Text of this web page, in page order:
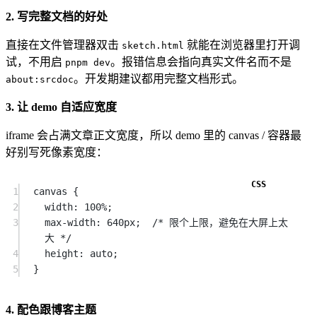
2. 写完整文档的好处
直接在文件管理器双击 sketch.html 就能在浏览器里打开调
试，不用启 pnpm dev。报错信息会指向真实文件名而不是
about:srcdoc。开发期建议都用完整文档形式。
3. 让 demo 自适应宽度
iframe 会占满文章正文宽度，所以 demo 里的 canvas / 容器最
好别写死像素宽度：
1 canvas {
2
width: 100%;
3
max-width: 640px;
/* 限个上限，避免在大屏上太
大 */
4
height : auto;
5
}
4. 配色跟博客主题